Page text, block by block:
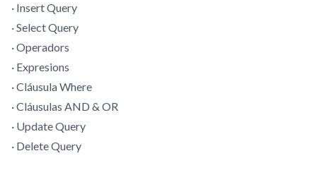
· Insert Query
· Select Query
· Operadors
· Expresions
· Cláusula Where
· Cláusulas AND & OR
· Update Query
· Delete Query